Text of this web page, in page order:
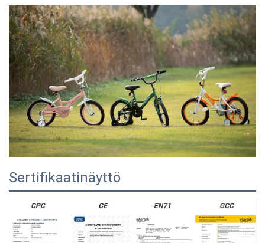
Sertifikaatinäyttö